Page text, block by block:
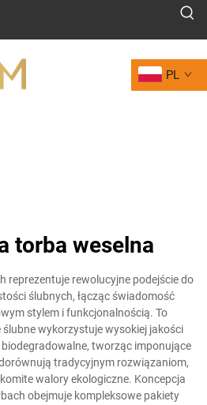
PL
torba weselna
reprezentuje rewolucyjne podejście do
ślubnych, łącząc świadomość
stylem i funkcjonalnością. To
wykorzystuje wysokiej jakości
tworząc imponujące
tradycyjnym rozwiązaniom,
walory ekologiczne. Koncepcja
obejmuje kompleksowe pakiety